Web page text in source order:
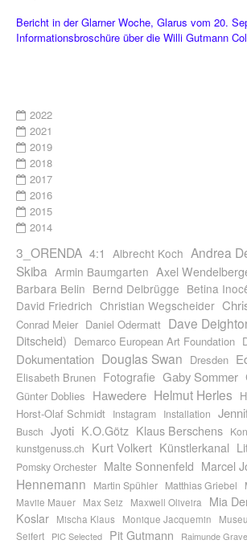
Bericht in der Glarner Woche, Glarus vom 20.
Informationsbroschüre über die Willi Gutmann
2022
2021
2019
2018
2017
2016
2015
2014
3_ORENDA 4:1 Albrecht Koch Andrea
Skiba Armin Baumgarten Axel
Barbara Belin Bernd Delbrügge Betina
David Friedrich Christian Wegscheider
Conrad Meier Daniel Odermatt Dave
Ditscheid) Demarco European Art Foundation
Dokumentation Douglas Swan Dresden
Elisabeth Brunen Fotografie Gaby Sommer
Günter Doblies Hawedere Helmut Herles
Horst-Olaf Schmidt Instagram Installation
Busch Jyoti K.O.Götz Klaus Berschens
kunstgenuss.ch
Kurt Volkert Künstlerkanal
Pomsky Orchester Malte Sonnenfeld Marcel
Hennemann
Martin Spühler Matthias Griebel
Maviie Mauer
Max Seiz Maxwell Oliveira Mia
Koslar
Mischa Klaus Monique Jacquemin
Seifert
PIC Selected Pit Gutmann Raimunde Grave